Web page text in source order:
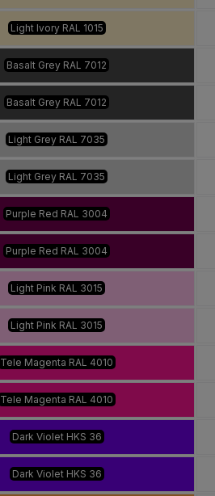
Light Ivory RAL 1015
Basalt Grey RAL 7012
Basalt Grey RAL 7012
Light Grey RAL 7035
Light Grey RAL 7035
Purple Red RAL 3004
Purple Red RAL 3004
Light Pink RAL 3015
Light Pink RAL 3015
Tele Magenta RAL 4010
Tele Magenta RAL 4010
Dark Violet HKS 36
Dark Violet HKS 36